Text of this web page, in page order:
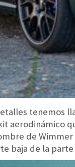
tenemos
aerodinámico
de
baja de la